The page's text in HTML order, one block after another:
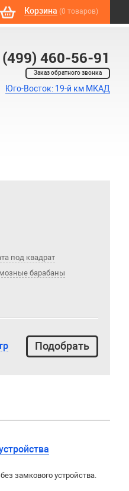
Корзина (0 товаров)
(499) 460-56-91
Заказ обратного звонка
Юго-Восток: 19-й км МКАД
под квадрат
барабаны
замкового устройства.